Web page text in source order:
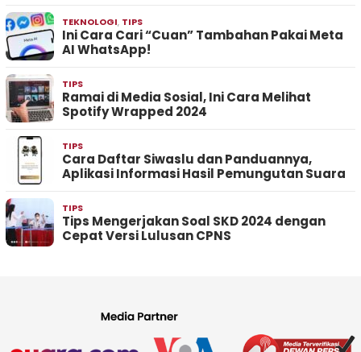
TEKNOLOGI, TIPS
Ini Cara Cari “Cuan” Tambahan Pakai Meta
AI WhatsApp!
TIPS
Ramai di Media Sosial, Ini Cara Melihat
Spotify Wrapped 2024
TIPS
Cara Daftar Siwaslu dan Panduannya,
Aplikasi Informasi Hasil Pemungutan Suara
TIPS
Tips Mengerjakan Soal SKD 2024 dengan
Cepat Versi Lulusan CPNS